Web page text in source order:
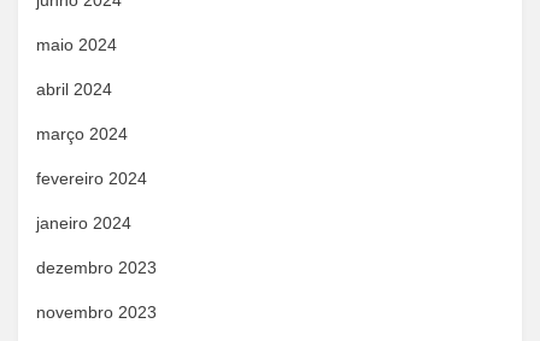
maio 2024
abril 2024
março 2024
fevereiro 2024
janeiro 2024
dezembro 2023
novembro 2023